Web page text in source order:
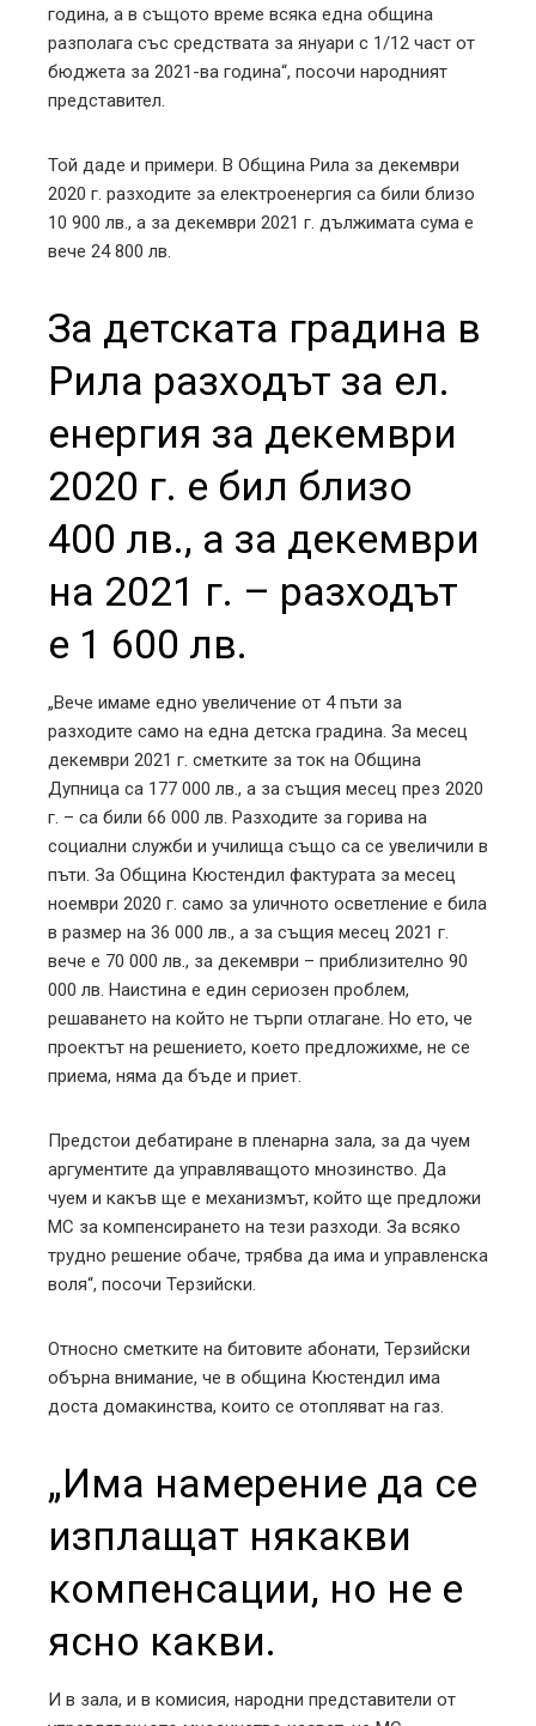
година, а в същото време всяка една община
разполага със средствата за януари с 1/12 част от
бюджета за 2021-ва година“, посочи народният
представител.
Той даде и примери. В Община Рила за декември
2020 г. разходите за електроенергия са били близо
10 900 лв., а за декември 2021 г. дължимата сума е
вече 24 800 лв.
За детската градина в
Рила разходът за ел.
енергия за декември
2020 г. е бил близо
400 лв., а за декември
на 2021 г. – разходът
е 1 600 лв.
„Вече имаме едно увеличение от 4 пъти за
разходите само на една детска градина. За месец
декември 2021 г. сметките за ток на Община
Дупница са 177 000 лв., а за същия месец през 2020
г. – са били 66 000 лв. Разходите за горива на
социални служби и училища също са се увеличили в
пъти. За Община Кюстендил фактурата за месец
ноември 2020 г. само за уличното осветление е била
в размер на 36 000 лв., а за същия месец 2021 г.
вече е 70 000 лв., за декември – приблизително 90
000 лв. Наистина е един сериозен проблем,
решаването на който не търпи отлагане. Но ето, че
проектът на решението, което предложихме, не се
приема, няма да бъде и приет.
Предстои дебатиране в пленарна зала, за да чуем
аргументите да управляващото мнозинство. Да
чуем и какъв ще е механизмът, който ще предложи
МС за компенсирането на тези разходи. За всяко
трудно решение обаче, трябва да има и управленска
воля“, посочи Терзийски.
Относно сметките на битовите абонати, Терзийски
обърна внимание, че в община Кюстендил има
доста домакинства, които се отопляват на газ.
„Има намерение да се
изплащат някакви
компенсации, но не е
ясно какви.
И в зала, и в комисия, народни представители от